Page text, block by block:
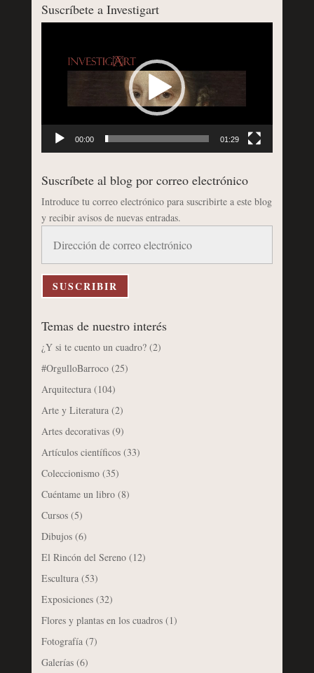
Suscríbete a Investigart
00:00 01:29
Suscríbete al blog por correo electrónico
Introduce tu correo electrónico para suscribirte a este blog
y recibir avisos de nuevas entradas.
correo
electrónico
SUSCRIBIR
Temas de nuestro interés
¿Y si te cuento un cuadro?(2)
#OrgulloBarroco(25)
Arquitectura(104)
Arte y Literatura(2)
Artes decorativas(9)
Artículos científicos(33)
Coleccionismo(35)
Cuéntame un libro(8)
Cursos(5)
Dibujos(6)
El Rincón del Sereno(12)
Escultura(53)
Exposiciones(32)
Flores y plantas en los cuadros(1)
Fotografía(7)
Galerías(6)